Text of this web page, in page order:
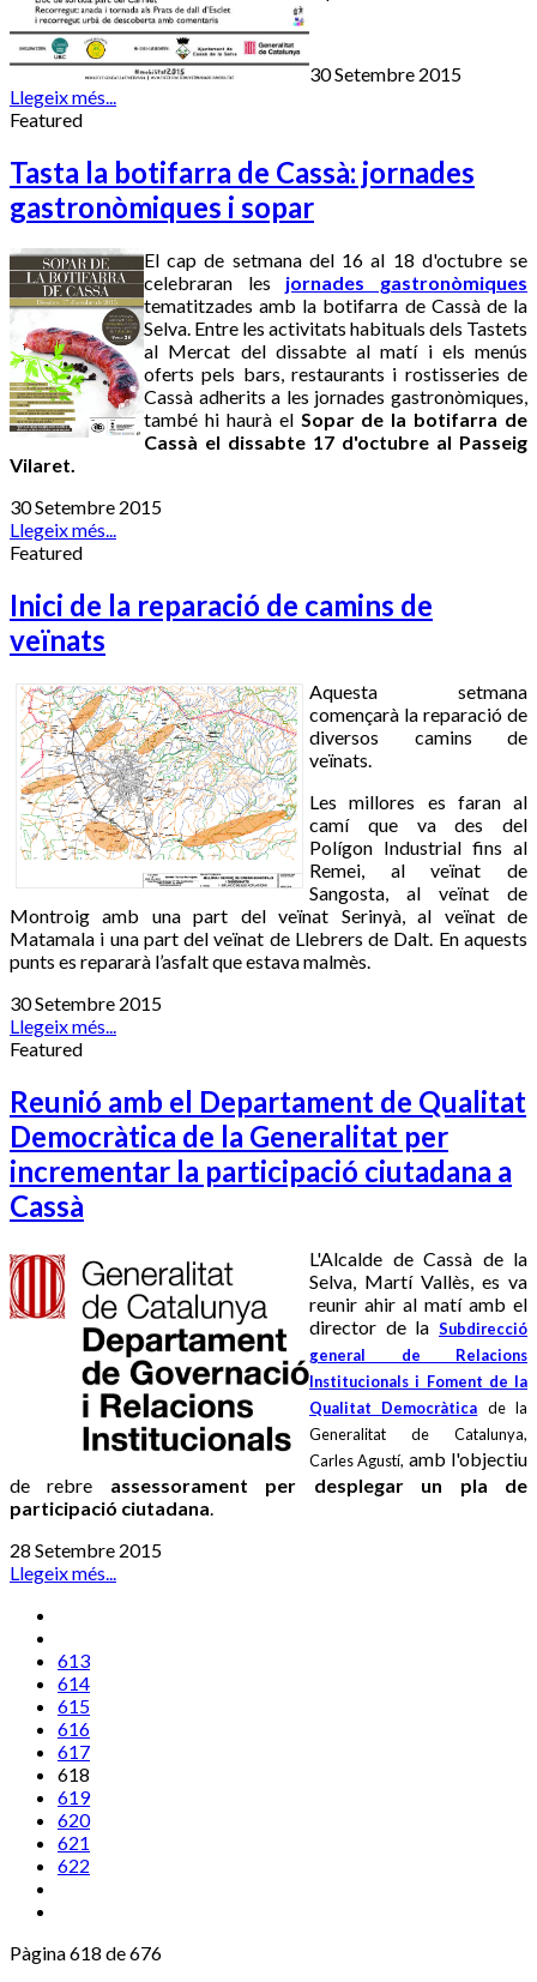
30 Setembre 2015
Llegeix més...
Featured
Tasta la botifarra de Cassà: jornades
gastronòmiques i sopar
El cap de setmana del 16 al 18 d'octubre se
celebraran les jornades gastronòmiques
tematitzades amb la botifarra de Cassà de la
Selva. Entre les activitats habituals dels Tastets
al Mercat del dissabte al matí i els menús
oferts pels bars, restaurants i rostisseries de
Cassà adherits a les jornades gastronòmiques,
també hi haurà el Sopar de la botifarra de
Cassà el dissabte 17 d'octubre al Passeig
Vilaret.
30 Setembre 2015
Llegeix més...
Featured
Inici de la reparació de camins de
veïnats
Aquesta setmana
començarà la reparació de
diversos camins de
veïnats.
Les millores es faran al
camí que va des del
Polígon Industrial fins al
Remei, al veïnat de
Sangosta, al veïnat de
Montroig amb una part del veïnat Serinyà, al veïnat de
Matamala i una part del veïnat de Llebrers de Dalt. En aquests
punts es repararà l’asfalt que estava malmès.
30 Setembre 2015
Llegeix més...
Featured
Reunió amb el Departament de Qualitat
Democràtica de la Generalitat per
incrementar la participació ciutadana a
Cassà
L'Alcalde de Cassà de la
Selva, Martí Vallès, es va
reunir ahir al matí amb el
director de la Subdirecció
general de Relacions
Institucionals i Foment de la
Qualitat Democràtica de la
Generalitat de Catalunya,
Carles Agustí, amb l'objectiu
de rebre assessorament per desplegar un pla de
participació ciutadana.
28 Setembre 2015
Llegeix més...
613
614
615
616
617
618
619
620
621
622
Pàgina 618 de 676